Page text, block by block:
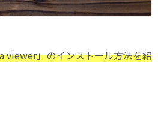
viewer」のインストール方法を紹